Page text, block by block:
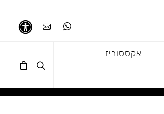
ווטסאפ צרו קשר
אקססוריז